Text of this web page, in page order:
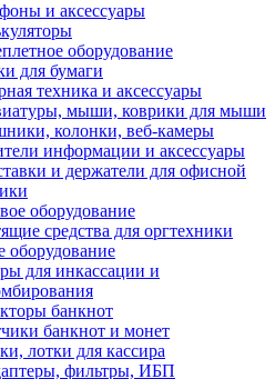
и аксессуары
оборудование
для бумаги
техника и аксессуары
мыши, коврики для мыши
колонки, веб-камеры
информации и аксессуары
и держатели для офисной
оборудование
средства для оргтехники
оборудование
для инкассации и
банкнот
банкнот и монет
лотки для кассира
фильтры, ИБП